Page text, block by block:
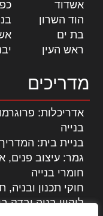
אשדוד
הוד השרון
בת ים
ראש העין
מדריכים
אדריכלות:
בנייה
בניית בית:
גמר: עיצוב פנים,
חומרי בנייה
חוקי תכנון ובניה,
ליקויי בניה ובדק